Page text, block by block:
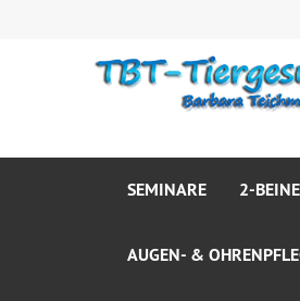
SEMINARE 2-
AUGEN- &